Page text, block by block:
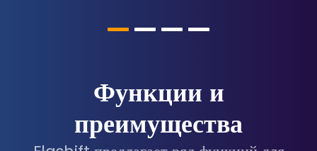
Функции и
преимущества